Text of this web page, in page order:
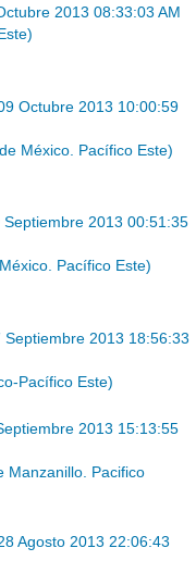
2013 08:33:03 AM
Octubre 2013 10:00:59
México. Pacífico Este)
Septiembre 2013 00:51:35
Pacífico Este)
Septiembre 2013 18:56:33
Pacífico Este)
2013 15:13:55
Manzanillo. Pacifico
Agosto 2013 22:06:43